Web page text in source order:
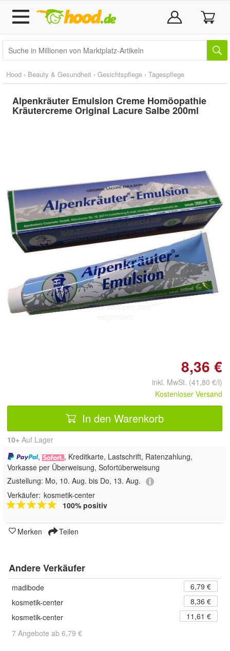
Hood › Beauty & Gesundheit › Gesichtspflege › Tagespflege
Alpenkräuter Emulsion Creme Homöopathie
Kräutercreme Original Lacure Salbe 200ml
Doppelt antippen zum
8,36 €
inkl. MwSt. (41,80 €/l)
Kostenloser Versand
In den Warenkorb
10+ Auf Lager
,
, Kreditkarte, Lastschrift, Ratenzahlung,
Vorkasse per Überweisung, Sofortüberweisung
Zustellung: Mo, 10. Aug. bis Do, 13. Aug.
Verkäufer: kosmetik-center
100% positiv
Merken Teilen
Andere Verkäufer
madibode
6,79 €
kosmetik-center
8,36 €
kosmetik-center
11,61 €
7 Angebote ab 6,79 €